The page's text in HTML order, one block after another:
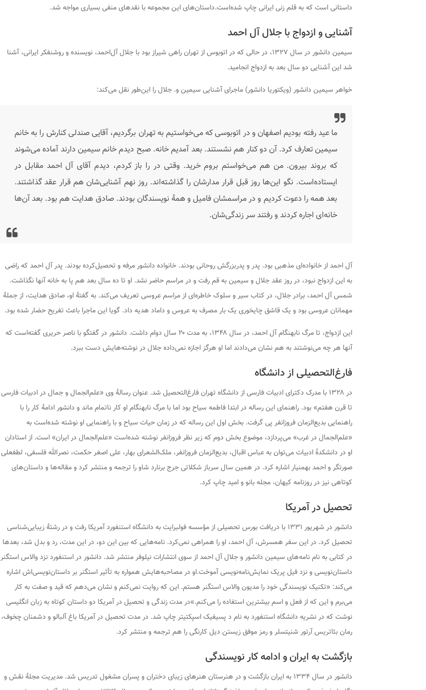
داستانی است که به قلم زنی ایرانی چاپ شده‌است.داستان‌های این مجموعه با نقدهای منفی بسیاری مواجه شد.
آشنایی و ازدواج با جلال آل احمد
سیمین دانشور در سال ۱۳۲۷، در حالی که در اتوبوس از تهران راهی شیراز بود با جلال آل‌احمد، نویسنده و روشنفکر ایرانی، آشنا
شد این آشنایی دو سال بعد به ازدواج انجامید.
خواهر سیمین دانشور (ویکتوریا دانشور) ماجرای آشنایی سیمین و. جلال را این‌طور نقل می‌کند:
ما عید رفته بودیم اصفهان و در اتوبوسی که می‌خواستیم به تهران برگردیم، آقایی صندلی کنارش را به خانم
سیمین تعارف کرد. آن دو کنار هم نشستند. بعد آمدیم خانه. صبح دیدم خانم سیمین دارند آماده می‌شوند
که بروند بیرون. من هم می‌خواستم بروم خرید. وقتی در را باز کردم، دیدم آقای آل احمد مقابل در
ایستاده‌است. نگو این‌ها روز قبل قرار مدارشان را گذاشته‌اند. روز نهم آشنایی‌شان هم قرار عقد گذاشتند.
بعد همه را دعوت کردیم و در مراسمشان فامیل و همهٔ نویسندگان بودند. صادق هدایت هم بود. بعد آن‌ها
خانه‌ای اجاره کردند و رفتند سر زندگی‌شان.
آل احمد از خانواده‌ای مذهبی بود. پدر و پدربزرگش روحانی بودند. خانواده دانشور مرفه و تحصیل‌کرده بودند. پدر آل احمد که راضی
به این ازدواج نبود، در روز عقد جلال و سیمین به قم رفت و در مراسم حاضر نشد. او تا ده سال بعد هم پا به خانه آنها نگذاشت.
شمس آل احمد، برادر جلال، در کتاب سیر و سلوکخاطره‌ای از مراسم عروسی تعریف می‌کند. به گفتهٔ او، صادق هدایت، از جملهٔ
مهمانان عروسی بود و یک قاشق چایخوری یک بار مصرف به عروس و داماد هدیه داد. گویا این ماجرا باعث تفریح حضار شده بود.
این ازدواج، تا مرگ نابهنگام آل احمد، در سال ۱۳۴۸، به مدت ۲۰ سال دوام داشت. دانشور در گفتگو با ناصر حریری گفته‌است که
آنها هر چه می‌نوشتند به هم نشان می‌دادند اما او هرگز اجازه نمی‌داده جلال در نوشته‌هایش دست ببرد.
فارغ‌التحصیلی از دانشگاه
در ۱۳۲۸ با مدرک دکترای ادبیات فارسی از دانشگاه تهران فارغ‌التحصیل شد. عنوان رسالهٔ وی «علم‌الجمال و جمال در ادبیات فارسی
تا قرن هفتم» بود. راهنمای این رساله در ابتدا فاطمه سیاح بود اما با مرگ نابهنگام او کار ناتمام ماند و دانشور ادامهٔ کار را با
راهنمایی بدیع‌الزمان فروزانفر پی گرفت. بخش اول این رساله که در زمان حیات سیاح و با راهنمایی او نوشته شده‌است به
«علم‌الجمال در غرب» می‌پردازد، موضوع بخش دوم که زیر نظر فروزانفر نوشته شده‌است «علم‌الجمال در ایران» است. از استادان
او در دانشکدهٔ ادبیات می‌توان به عباس اقبال، بدیع‌الزمان فروزانفر، ملک‌الشعرای بهار، علی اصغر حکمت، نصرالله فلسفی، لطفعلی
صورتگر و احمد بهمنیار اشاره کرد. در همین سال سرباز شکلاتیجرج برنارد شاو را ترجمه و منتشر کرد و مقاله‌ها و داستان‌های
کوتاهی نیز درروزنامه کیهان، مجله بانووامیدچاپ کرد.
تحصیل در آمریکا
دانشور در شهریور ۱۳۳۱ با دریافت بورس تحصیلی از مؤسسه فولبرایت به دانشگاه استنفورد آمریکا رفت و در رشتهٔ زیبایی‌شناسی
تحصیل کرد. در این سفر همسرش، آل احمد، او را همراهی نمی‌کرد. نامه‌هایی که بین این دو، در این مدت، رد و بدل شد، بعدها
در کتابی به نامنامه‌های سیمین دانشور و جلال آل احمداز سوی انتشارات نیلوفر منتشر شد. دانشور در استنفورد نزد والاس استگنر
داستان‌نویسی و نزد فیل پریک نمایش‌نامه‌نویسی آموخت.او در مصاحبه‌هایش همواره به تأثیر استگنر بر داستان‌نویسی‌اش اشاره
می‌کند: «تکنیک نویسندگی خود را مدیون والاس استگنر هستم. این که روایت نمی‌کنم و نشان می‌دهم که قید و صفت به کار
می‌برم و این که از فعل و اسم بیشترین استفاده را می‌کنم.»در مدت زندگی و تحصیل در آمریکا دو داستان کوتاه به زبان انگلیسی
نوشت که در نشریه دانشگاه استنفورد به نام د پسیفیک اسپکتیترچاپ شد. در مدت تحصیل در آمریکا باغ آلبالوو دشمنانچخوف،
رمانبئاتریسآرتور شنیتسلر ورمز موفق زیستن دیل کارنگی را هم ترجمه و منتشر کرد.
بازگشت به ایران و ادامه کار نویسندگی
دانشور در سال ۱۳۳۴ به ایران بازگشت و در هنرستان هنرهای زیبای دختران و پسران مشغول تدریس شد. مدیریت مجلهٔ
نقش و